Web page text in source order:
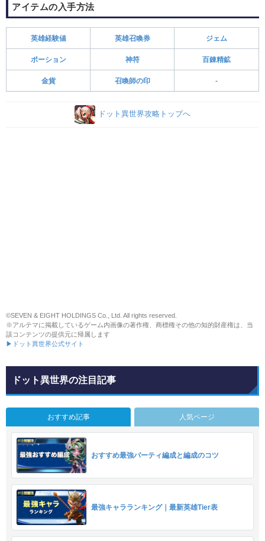
アイテムの入手方法
英雄経験値 英雄召喚券 ジェム
ポーション 神符 百錬精鉱
金貨 召喚師の印 -
ドット異世界攻略トップへ
©SEVEN & EIGHT HOLDINGS Co., Ltd. All rights reserved.
※アルテマに掲載しているゲーム内画像の著作権、商標権その他の知的財産権は、当
該コンテンツの提供元に帰属します
▶ドット異世界公式サイト
ドット異世界の注目記事
おすすめ記事 人気ページ
おすすめ最強パーティ編成と編成のコツ
最強キャラランキング｜最新英雄Tier表